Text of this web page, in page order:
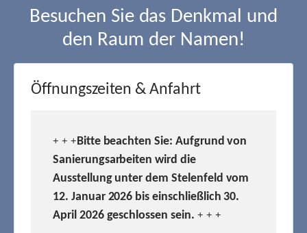
Besuchen Sie das Denkmal und
den Raum der Namen!
Öffnungszeiten & Anfahrt
+ + +Bitte beachten Sie: Aufgrund von
Sanierungsarbeiten wird die
Ausstellung unter dem Stelenfeld vom
12. Januar 2026 bis einschließlich 30.
April 2026 geschlossen sein. + + +